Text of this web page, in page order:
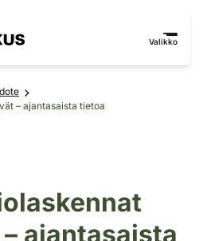
Valikko
– ajantasaista tietoa
ajantasaista